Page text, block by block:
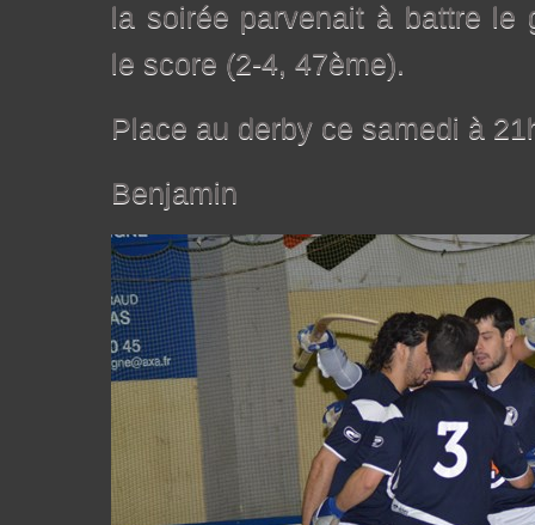
la soirée parvenait à battre le
le score (2-4, 47ème).
Place au derby ce samedi à
Benjamin